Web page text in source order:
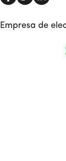
Empresa de